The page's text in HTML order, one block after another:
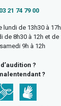
03 21 74 79 00
lundi de 13h30 à 17h
de 8h30 à 12h et de
9h à 12h
?
?